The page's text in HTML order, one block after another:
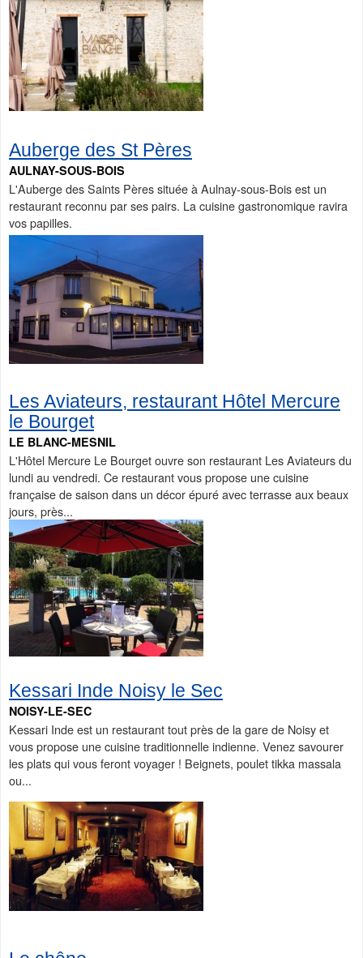
Auberge des St Pères
AULNAY-SOUS-BOIS
L'Auberge des Saints Pères située à Aulnay-sous-Bois est un
restaurant reconnu par ses pairs. La cuisine gastronomique ravira
vos papilles.
Les Aviateurs, restaurant Hôtel Mercure
le Bourget
LE BLANC-MESNIL
L'Hôtel Mercure Le Bourget ouvre son restaurant Les Aviateurs du
lundi au vendredi. Ce restaurant vous propose une cuisine
française de saison dans un décor épuré avec terrasse aux beaux
jours, près...
Kessari Inde Noisy le Sec
NOISY-LE-SEC
Kessari Inde est un restaurant tout près de la gare de Noisy et
vous propose une cuisine traditionnelle indienne. Venez savourer
les plats qui vous feront voyager ! Beignets, poulet tikka massala
ou...